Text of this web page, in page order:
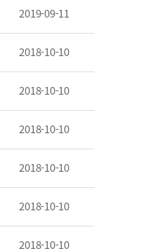
2019-09-11
2018-10-10
2018-10-10
2018-10-10
2018-10-10
2018-10-10
2018-10-10